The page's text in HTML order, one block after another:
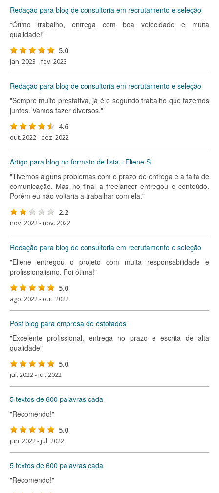
Redação para blog de consultoria em recrutamento e seleção
"Ótimo trabalho, entrega com boa velocidade e muita
qualidade!"
5.0
jan. 2023 - fev. 2023
Redação para blog de consultoria em recrutamento e seleção
"Sempre muito prestativa, já é o segundo trabalho que fazemos
juntos. Vamos fazer diversos."
4.6
out. 2022 - dez. 2022
Artigo para blog no formato de lista - Eliene S.
"Tivemos alguns problemas com o prazo de entrega e a falta de
comunicação. Mas no final a freelancer entregou o conteúdo.
Porém eu não voltaria a trabalhar com ela."
2.2
nov. 2022 - nov. 2022
Redação para blog de consultoria em recrutamento e seleção
"Eliene entregou o projeto com muita responsabilidade e
profissionalismo. Foi ótima!"
5.0
ago. 2022 - out. 2022
Post blog para empresa de estofados
"Excelente profissional, entrega no prazo e escrita de alta
qualidade"
5.0
jul. 2022 - jul. 2022
5 textos de 600 palavras cada
"Recomendo!"
5.0
jun. 2022 - jul. 2022
5 textos de 600 palavras cada
"Recomendo!"